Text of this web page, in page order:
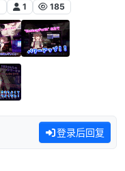
1 185
登录后回复